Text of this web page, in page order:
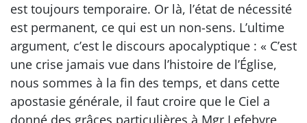
est toujours temporaire. Or là, l’état de nécessité
est permanent, ce qui est un non-sens. L’ultime
argument, c’est le discours apocalyptique : « C’est
une crise jamais vue dans l’histoire de l’Église,
nous sommes à la fin des temps, et dans cette
apostasie générale, il faut croire que le Ciel a